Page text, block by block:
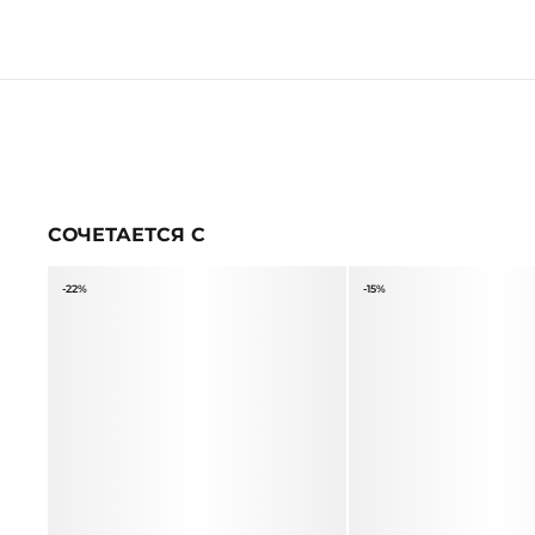
СОЧЕТАЕТСЯ С
-22% -15%